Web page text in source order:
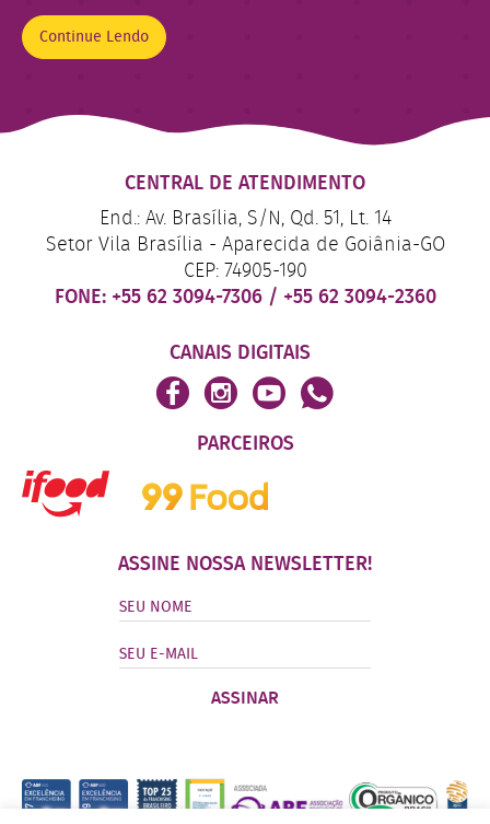
Continue Lendo
CENTRAL DE ATENDIMENTO
End.: Av. Brasília, S/N, Qd. 51, Lt. 14
Setor Vila Brasília - Aparecida de Goiânia-GO
CEP: 74905-190
FONE: +55 62 3094-7306 / +55 62 3094-2360
CANAIS DIGITAIS
PARCEIROS
ASSINE NOSSA NEWSLETTER!